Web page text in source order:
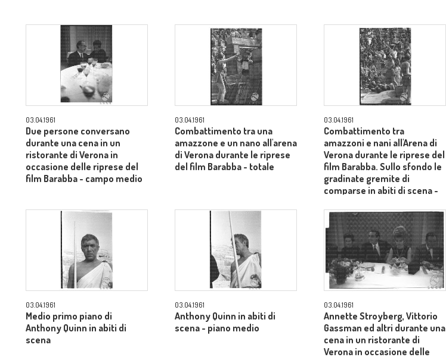
03.04.1961
Due persone conversano
durante una cena in un
ristorante di Verona in
occasione delle riprese del
film Barabba - campo medio
03.04.1961
Combattimento tra una
amazzone e un nano all'arena
di Verona durante le riprese
del film Barabba - totale
03.04.1961
Combattimento tra
amazzoni e nani all'Arena di
Verona durante le riprese del
film Barabba. Sullo sfondo le
gradinate gremite di
comparse in abiti di scena -
03.04.1961
Medio primo piano di
Anthony Quinn in abiti di
scena
03.04.1961
Anthony Quinn in abiti di
scena - piano medio
03.04.1961
Annette Stroyberg, Vittorio
Gassman ed altri durante una
cena in un ristorante di
Verona in occasione delle